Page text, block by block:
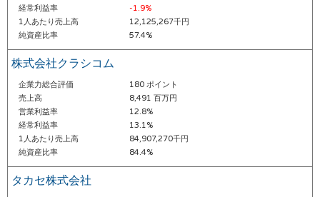
経常利益率
-1.9%
1人あたり売上高
12,125,267千円
純資産比率
57.4%
株式会社クラシコム
企業力総合評価
180 ポイント
売上高
8,491 百万円
営業利益率
12.8%
経常利益率
13.1%
1人あたり売上高
84,907,270千円
純資産比率
84.4%
タカセ株式会社